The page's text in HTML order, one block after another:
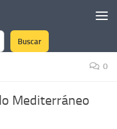
Buscar
0
Mediterráneo